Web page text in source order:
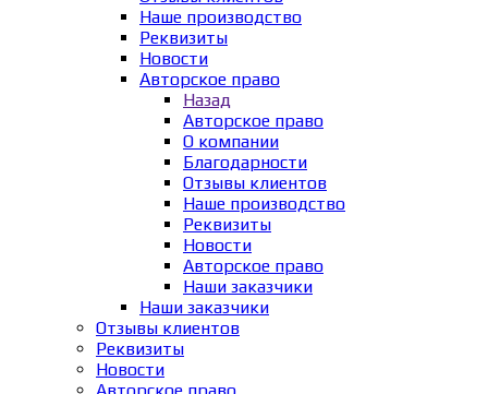
Наше производство
Реквизиты
Новости
Авторское право
Назад
Авторское право
О компании
Благодарности
Отзывы клиентов
Наше производство
Реквизиты
Новости
Авторское право
Наши заказчики
Наши заказчики
Отзывы клиентов
Реквизиты
Новости